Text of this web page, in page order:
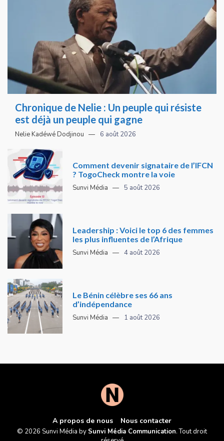
Chronique de Nelie : Un peuple qui résiste
est déjà un peuple qui gagne
Nelie Kadéwé Dodjinou 6 août 2026
Comment devenir signataire de l’IFCN
? TogoCheck montre la voie
Sunvi Média 5 août 2026
Leadership : Voici le top 6 des femmes
les plus influentes de l’Afrique
Sunvi Média 4 août 2026
Le Bénin célèbre ses 66 ans
d’indépendance
Sunvi Média 1 août 2026
A propos de nous Nous contacter
© 2026 Sunvi Média by Sunvi Média Communication. Tout droit